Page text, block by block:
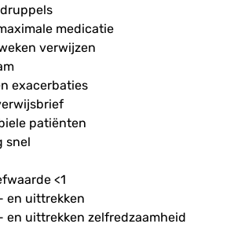
medicatie
verwijzen
exacerbaties
patiënten
snel
<1
en uittrekken
en uittrekken zelfredzaamheid